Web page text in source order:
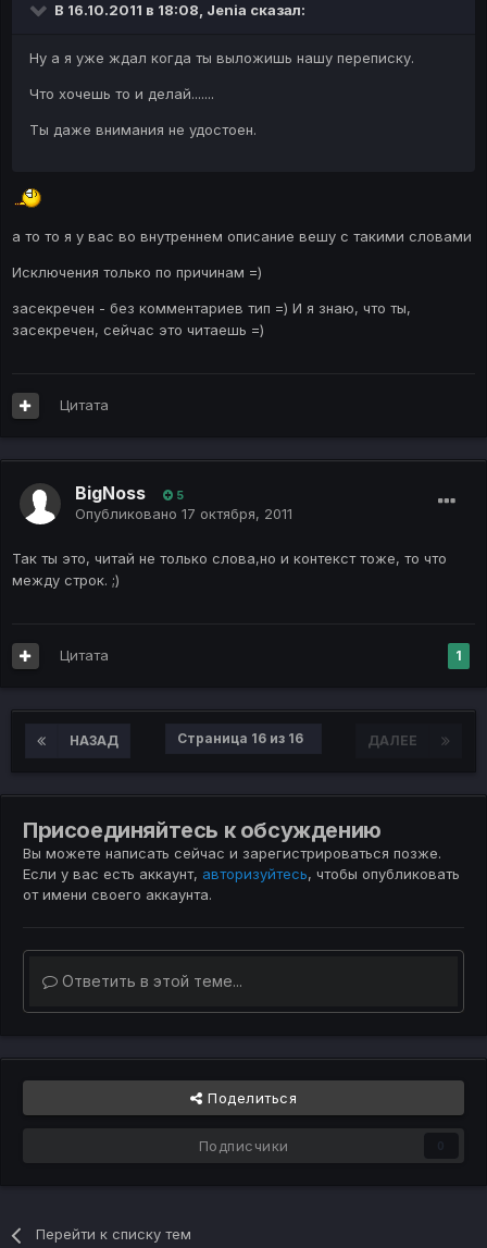
В 16.10.2011 в 18:08, Jenia сказал:
Ну а я уже ждал когда ты выложишь нашу переписку.
Что хочешь то и делай.......
Ты даже внимания не удостоен.
а то то я у вас во внутреннем описание вешу с такими словами
Исключения только по причинам =)
засекречен - без комментариев тип =) И я знаю, что ты,
засекречен, сейчас это читаешь =)
Цитата
BigNoss 5
Опубликовано 17 октября, 2011
Так ты это, читай не только слова,но и контекст тоже, то что
между строк. ;)
1
Цитата
НАЗАД ДАЛЕЕ
Страница 16 из 16
Присоединяйтесь к обсуждению
Вы можете написать сейчас и зарегистрироваться позже.
Если у вас есть аккаунт, авторизуйтесь, чтобы опубликовать
от имени своего аккаунта.
Ответить в этой теме...
Поделиться
Подписчики
Перейти к списку тем